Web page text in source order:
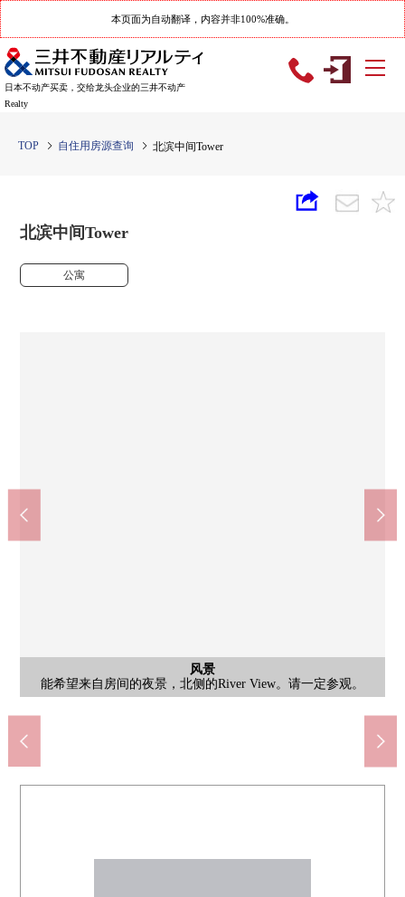
本页面为自动翻译，内容并非100%准确。
日本不动产买卖，交给龙头企业的三井不动产
Realty
TOP 自住用房源查询 北滨中间Tower
北滨中间Tower
公寓
风景
能希望来自房间的夜景，北侧的River View。请一定参观。
外观
北侧阳台的房间！43层的北滨区域的免震构造Tower Mansion！
2SLDK，实际使用面积83.54m2，阳台面积10.49m2
风景
能希望来自阳台的晚霞，北侧的River View。请一定参观。
其他
在附近中之岛公园，中之岛玫瑰园
入口
把天然的石头用于墙以及柱子上。被上演重厚感觉有以及楼梯井
舒展的空间。出自石柱以及点灯的现代的气氛。
入口
把天然的石头用于墙以及柱子上。被上演重厚感觉有以及楼梯井
舒展的空间。出自石柱以及点灯的现代的气氛。
入口
被大厅入口，门卫计数器创造出充实生活。也有View休息室以及
贵宾室。
风景
从阳台可西北一侧的风景，天神节的烟火鉴赏！希望中之岛玫瑰
园的风景！
风景
从阳台可西北一侧的风景，天神节的烟火鉴赏！希望中之岛玫瑰
园的风景！
入口
根据在门口防盗门+电梯的前面的防盗门强化安全
共有部分
可以灵活使用快递保管柜，礼宾服务。
共有部分
雨天也是安心的车站直达。北滨站步行1分钟，提高，保持财产价
值。
外观
[外观]在北滨区域共存，主张的Tower Mansion。经历标志建筑物
建是排列的北滨区域，并且沿袭现代建筑的美的外观。
外观
北侧阳台的房间！43层的北滨区域的免震构造Tower Mansion！
2SLDK，实际使用面积83.54m2，阳台面积10.49m2
共有部分
在于北滨区域的外观、共用部、专有部分的全部被拘泥挤满的
Tower Mansion
其他当地
北侧阳台的房间！43层的北滨区域的免震构造Tower Mansion！
2SLDK，实际使用面积83.54m2，阳台面积10.49m2
入口
外观
[外观]在北滨区域共存，主张的Tower Mansion。经历标志建筑物
建是排列的北滨区域，并且沿袭现代建筑的美的外观。
市立开平小学(约290m)
大阪市立东中学(约1830m)
中之岛公园(约390m)
大阪市中央礼堂，中之岛公园
THE Kitahama PLAZA(约290m)
LIFE天神桥商店(约710m)
中之岛玫瑰园(约390m)
中之岛玫瑰园